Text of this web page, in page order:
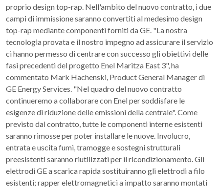
proprio design top-rap. Nell'ambito del nuovo contratto, i due
campi di immissione saranno convertiti al medesimo design
top-rap mediante componenti forniti da GE. "La nostra
tecnologia provata e il nostro impegno ad assicurare il servizio
ci hanno permesso di centrare con successo gli obiettivi delle
fasi precedenti del progetto Enel Maritza East 3", ha
commentato Mark Hachenski, Product General Manager di
GE Energy Services. "Nel quadro del nuovo contratto
continueremo a collaborare con Enel per soddisfare le
esigenze di riduzione delle emissioni della centrale". Come
previsto dal contratto, tutte le componenti interne esistenti
saranno rimosse per poter installare le nuove. Involucro,
entrata e uscita fumi, tramogge e sostegni strutturali
preesistenti saranno riutilizzati per il ricondizionamento. Gli
elettrodi GE a scarica rapida sostituiranno gli elettrodi a filo
esistenti; rapper elettromagnetici a impatto saranno montati